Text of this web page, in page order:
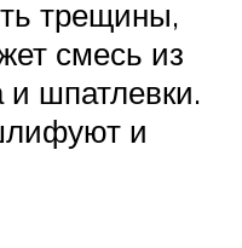
трещины,
смесь из
и шпатлевки.
и